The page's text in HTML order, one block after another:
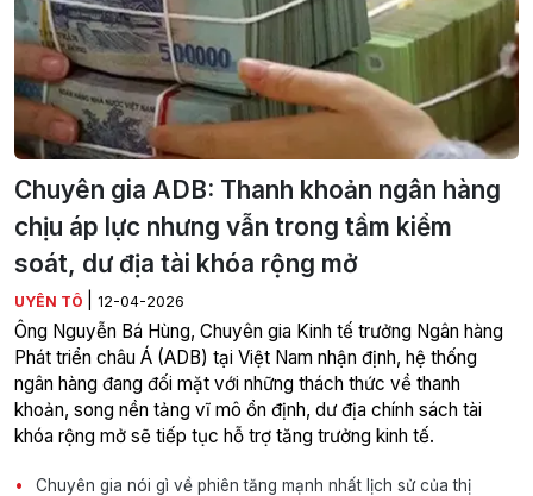
Chuyên gia ADB: Thanh khoản ngân hàng
chịu áp lực nhưng vẫn trong tầm kiểm
soát, dư địa tài khóa rộng mở
UYÊN TÔ 12-04-2026
Ông Nguyễn Bá Hùng, Chuyên gia Kinh tế trưởng Ngân hàng
Phát triển châu Á (ADB) tại Việt Nam nhận định, hệ thống
ngân hàng đang đối mặt với những thách thức về thanh
khoản, song nền tảng vĩ mô ổn định, dư địa chính sách tài
khóa rộng mở sẽ tiếp tục hỗ trợ tăng trưởng kinh tế.
Chuyên gia nói gì về phiên tăng mạnh nhất lịch sử của thị